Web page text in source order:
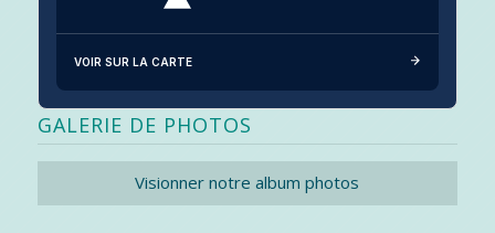
VOIR SUR LA CARTE
GALERIE DE PHOTOS
Visionner notre album photos